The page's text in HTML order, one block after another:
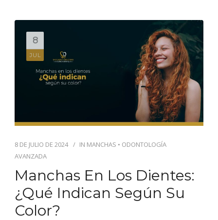
CONTACTO
BLOG
8
JUL
8 DE JULIO DE 2024 IN MANCHAS • ODONTOLOGÍA
AVANZADA
Manchas En Los Dientes:
¿Qué Indican Según Su
Color?